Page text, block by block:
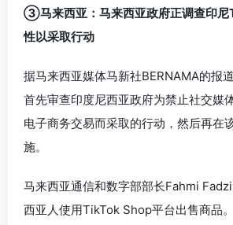
③马来西亚：马来西亚政府正调查印尼
性以采取行动
据马来西亚媒体马新社BERNAMA的报
首先审查印度尼西亚政府为禁止社交媒
电子商务交易而采取的行动，然后再在
施。
马来西亚通信和数字部部长Fahmi
西亚人使用TikTok Shop平台出售商品